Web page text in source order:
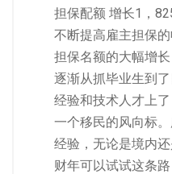
担保配额 增长1，
不断提高雇主担保
担保名额的大幅增
逐渐从抓毕业生到
经验和技术人才上
一个移民的风向标
经验，无论是境内
财年可以试试这条